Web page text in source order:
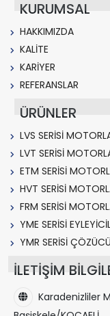
KURUMSAL
HAKKIMIZDA
KALİTE
KARİYER
REFERANSLAR
ÜRÜNLER
LVS SERİSİ
LVT SERİSİ
ETM SERİSİ
HVT SERİSİ
FRM SERİSİ
YME SERİSİ
YMR SERİSİ
İLETİŞİM
Karadenizliler